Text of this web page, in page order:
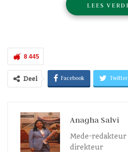
doeltreffendheid en die hoogste
wat die maatskappy se unieke
produksiekoste en uitsonderlike
Brückner se BOPP-tegnologie
van 700 m/min, 'n lynwydte van 10,4
wat 'n wye reeks hoëgehalte-
LEES
8 445
Deel Facebook Twitter
Anagha Salvi
Mede-
direkteur